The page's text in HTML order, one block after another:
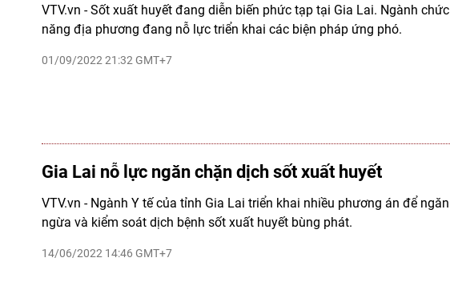
01/09/2022 21:32 GMT+7
VTV.vn - Sốt xuất huyết đang diễn biến phức tạp tại Gia Lai. Ngành chức
năng địa phương đang nỗ lực triển khai các biện pháp ứng phó.
Gia Lai nỗ lực ngăn chặn dịch sốt xuất huyết
14/06/2022 14:46 GMT+7
VTV.vn - Ngành Y tế của tỉnh Gia Lai triển khai nhiều phương án để ngăn
ngừa và kiểm soát dịch bệnh sốt xuất huyết bùng phát.